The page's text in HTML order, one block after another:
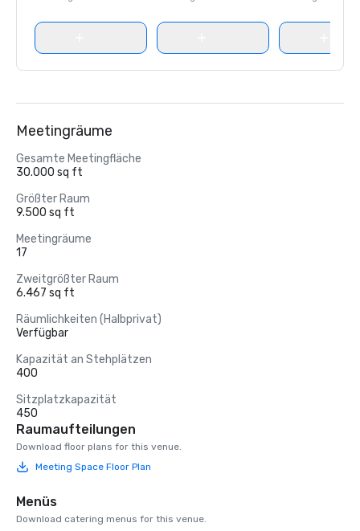
Meetingräume
Gesamte Meetingfläche
30.000 sq ft
Größter Raum
9.500 sq ft
Meetingräume
17
Zweitgrößter Raum
6.467 sq ft
Räumlichkeiten (Halbprivat)
Verfügbar
Kapazität an Stehplätzen
400
Sitzplatzkapazität
450
Raumaufteilungen
Download floor plans for this venue.
Meeting Space Floor Plan
Menüs
Download catering menus for this venue.